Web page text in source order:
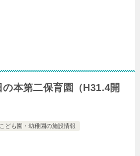
の本第二保育園（H31.4開
ども園・幼稚園の施設情報